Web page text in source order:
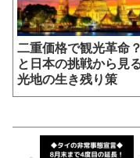
二重価格で観光革命
と日本の挑戦から見
光地の生き残り策